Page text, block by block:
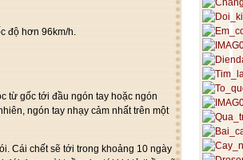
độ hơn 96km/h.
từ gốc tới đầu ngón tay hoặc ngón
ngón tay nhạy cảm nhất trên một
Cái chết sẽ tới trong khoảng 10 ngày